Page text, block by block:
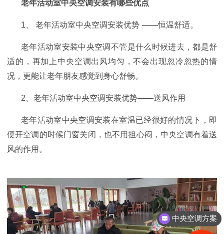
老年活动室中央空调安装有哪些优点
1 老年活动室中央空调安装优势 ——恒温舒适。
老年活动室安装中央空调不管是什么时候进去，都是舒
适的，再加上中央空调出风均匀，不会出现忽冷忽热的情
况，更能让老年朋友感觉到身心舒畅。
2 老年活动室中央空调安装优势——送风作用
老年活动室中央空调安装在室温已经很好的情况下， 即
便开空调的时候门窗关闭，也不用担心闷，中央空调有着送
风的作用。
中央空调方案